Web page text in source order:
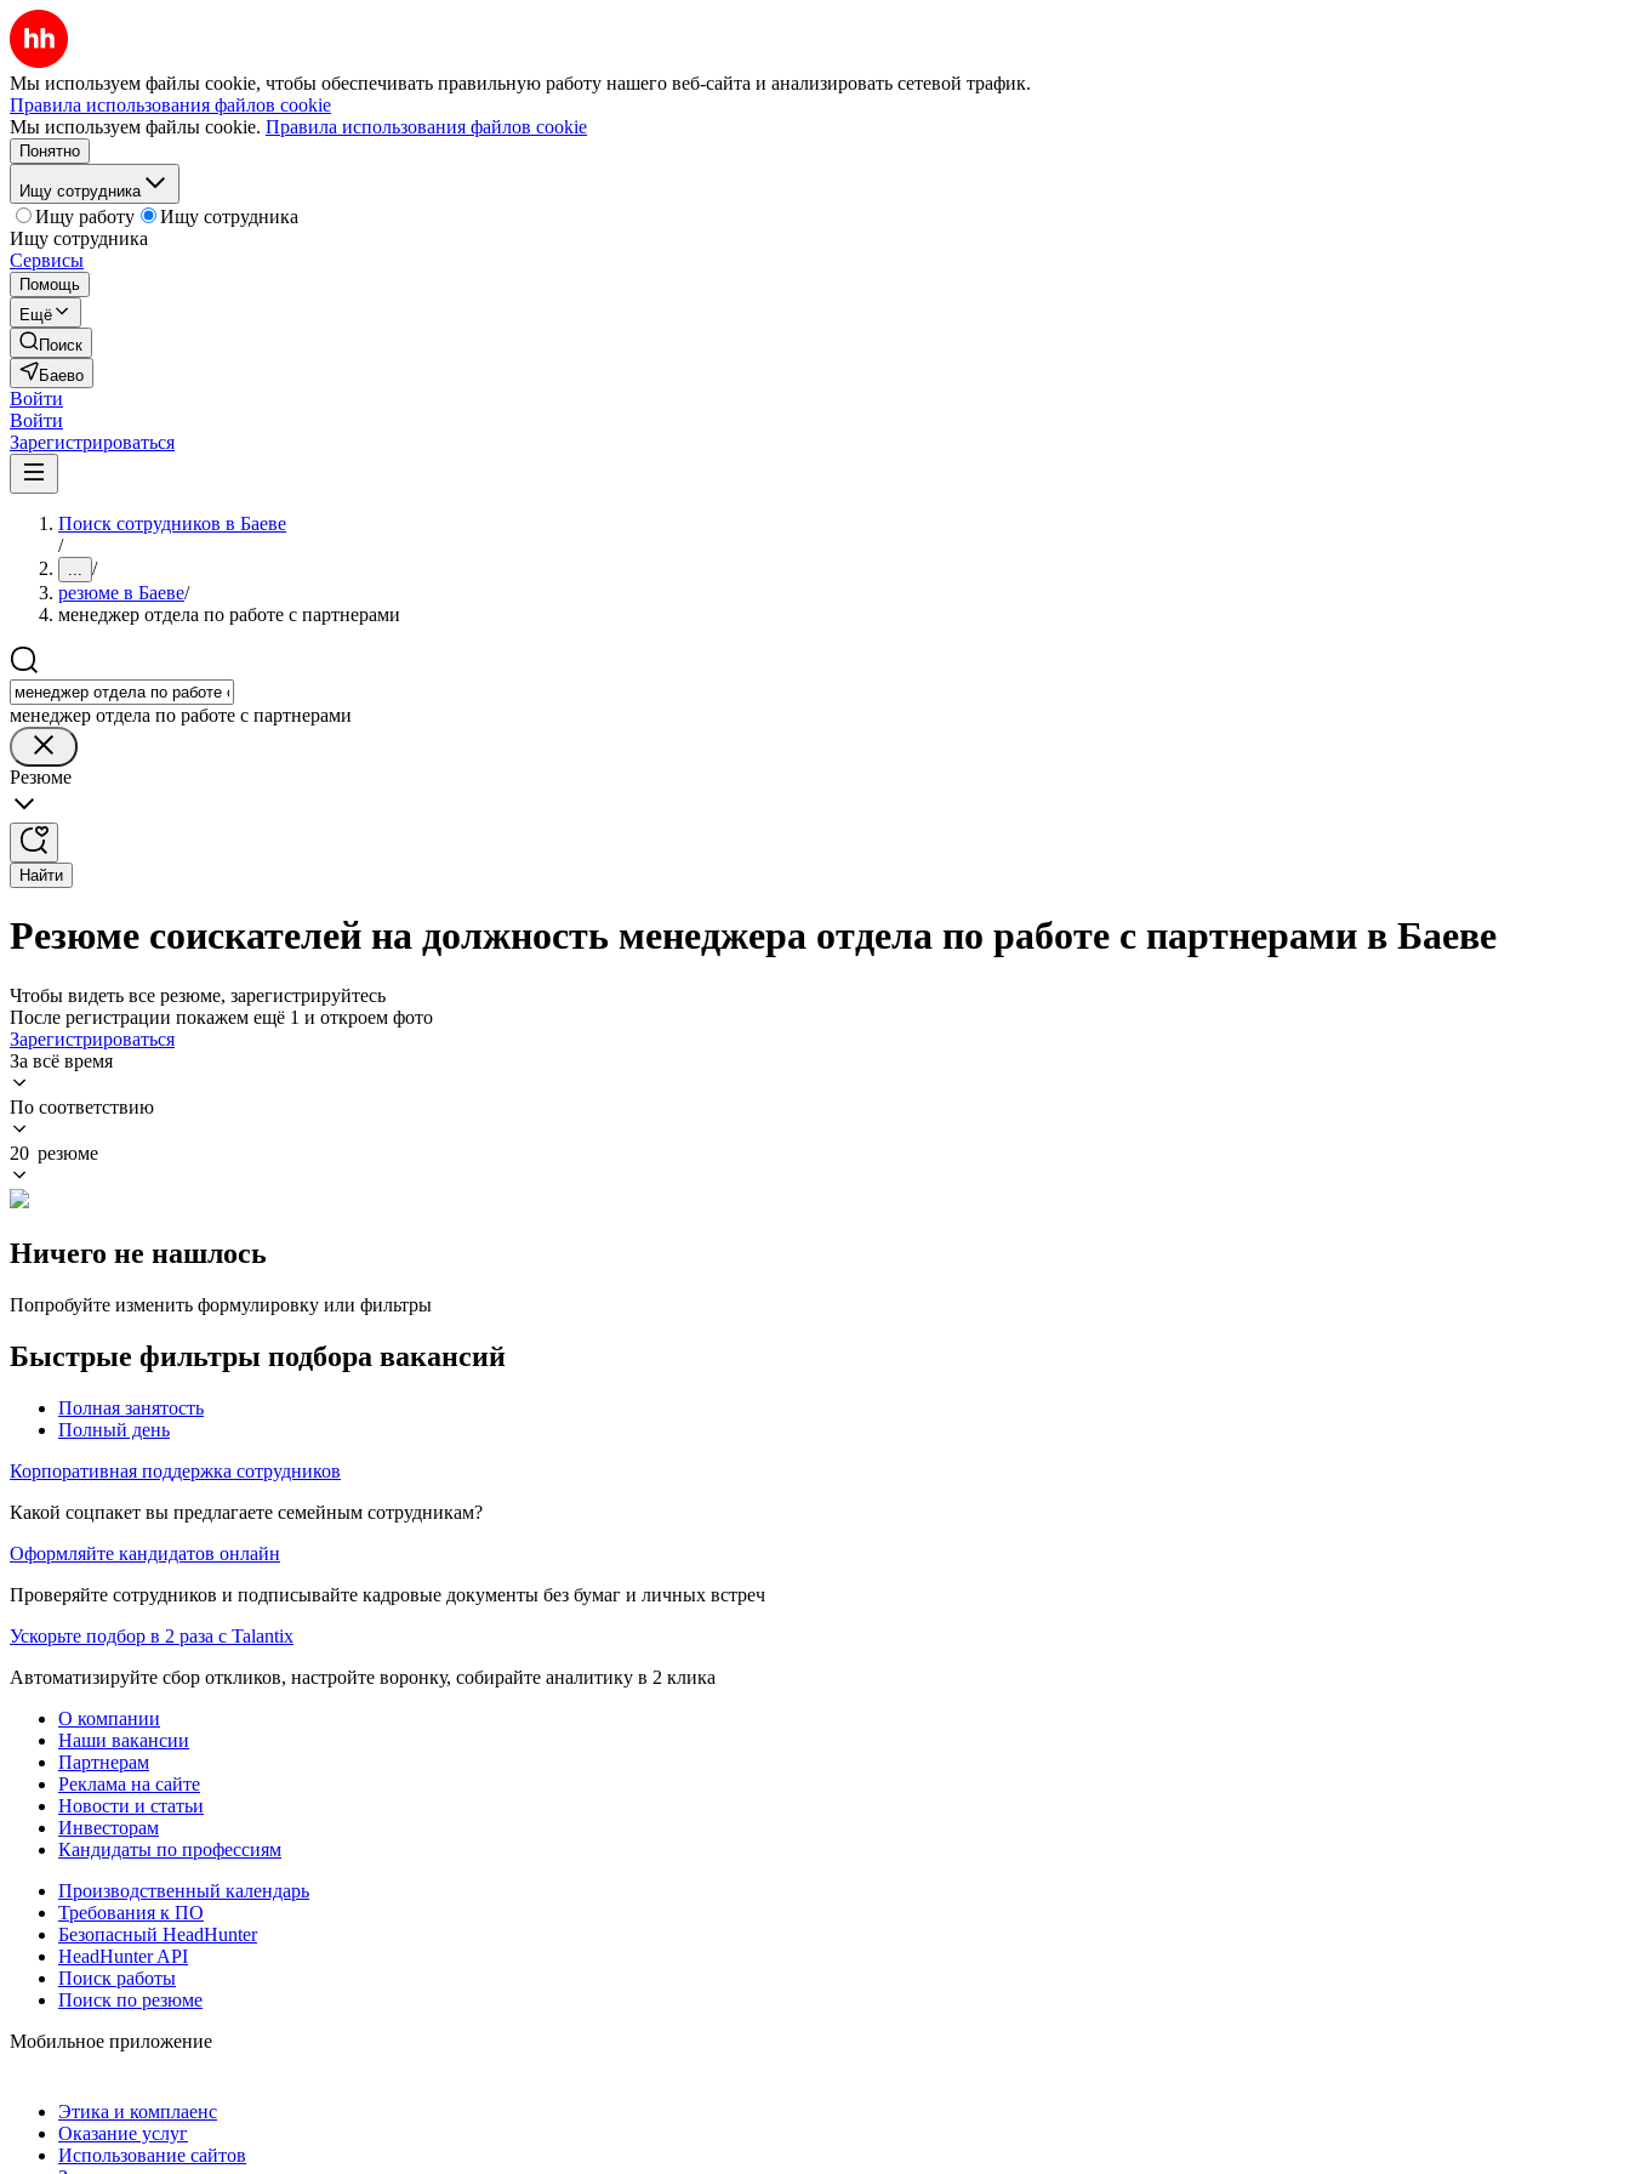
Мы используем файлы cookie, чтобы обеспечивать правильную работу нашего веб-сайта и анализировать сетевой трафик.
Правила использования файлов cookie
Мы используем файлы cookie. Правила использования файлов cookie
Понятно
Ищу сотрудника
Ищу работу
Ищу сотрудника
Ищу сотрудника
Сервисы
Помощь
Ещё
Поиск
Баево
Войти
Войти
Зарегистрироваться
Поиск сотрудников в Баеве
/
... /
резюме в Баеве/
менеджер отдела по работе с партнерами
менеджер отдела по работе с партнерами
Резюме
Найти
Резюме соискателей на должность менеджера отдела по работе с партнерами в Баеве
Чтобы видеть все резюме, зарегистрируйтесь
После регистрации покажем ещё 1 и откроем фото
Зарегистрироваться
За всё время
По соответствию
20 резюме
Ничего не нашлось
Попробуйте изменить формулировку или фильтры
Быстрые фильтры подбора вакансий
Полная занятость
Полный день
Корпоративная поддержка сотрудников
Какой соцпакет вы предлагаете семейным сотрудникам?
Оформляйте кандидатов онлайн
Проверяйте сотрудников и подписывайте кадровые документы без бумаг и личных встреч
Ускорьте подбор в 2 раза с Talantix
Автоматизируйте сбор откликов, настройте воронку, собирайте аналитику в 2 клика
О компании
Наши вакансии
Партнерам
Реклама на сайте
Новости и статьи
Инвесторам
Кандидаты по профессиям
Производственный календарь
Требования к ПО
Безопасный HeadHunter
HeadHunter API
Поиск работы
Поиск по резюме
Мобильное приложение
Этика и комплаенс
Оказание услуг
Использование сайтов